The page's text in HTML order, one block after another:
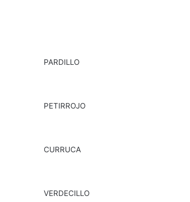
PARDILLO
PETIRROJO
CURRUCA
VERDECILLO